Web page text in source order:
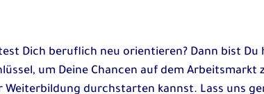
Dich beruflich neu orientieren? Dann bist Du
um Deine Chancen auf dem Arbeitsmarkt
Weiterbildung durchstarten kannst. Lass uns